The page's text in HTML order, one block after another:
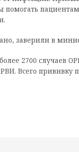
заверили в
2700 случаев
Всего прививку